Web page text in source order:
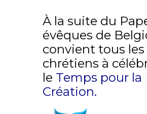
À la suite du
évêques de
convient tous les
chrétiens à
le Temps pour la
Création.